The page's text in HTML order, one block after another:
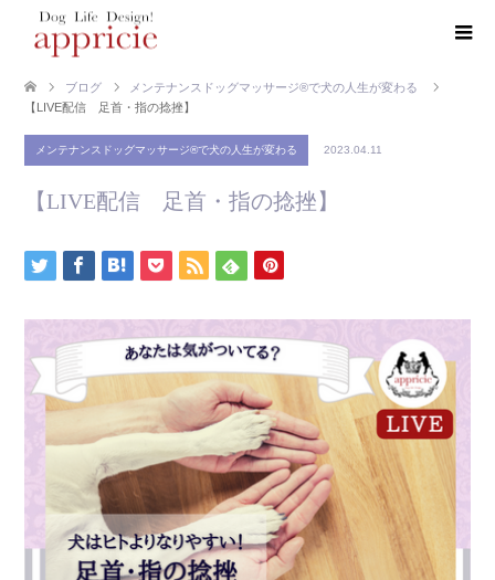
ブログ
メンテナンスドッグマッサージ®で犬の人生が変わる
【LIVE配信 足首・指の捻挫】
メンテナンスドッグマッサージ®で犬の人生が変わる 2023.04.11
【LIVE配信 足首・指の捻挫】